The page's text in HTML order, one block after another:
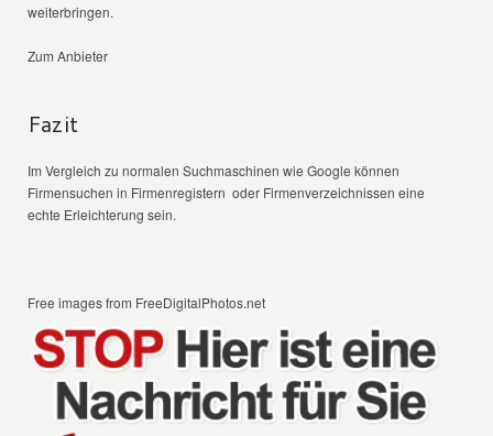
weiterbringen.
Zum Anbieter
Fazit
Im Vergleich zu normalen Suchmaschinen wie Google können
Firmensuchen in Firmenregistern oder Firmenverzeichnissen eine
echte Erleichterung sein.
Free images from FreeDigitalPhotos.net